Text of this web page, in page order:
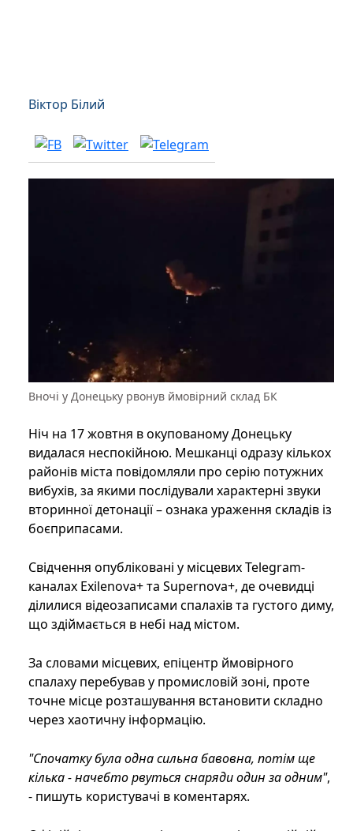
Віктор Білий
Вночі у Донецьку рвонув ймовірний склад БК
Ніч на 17 жовтня в окупованому Донецьку
видалася неспокійною. Мешканці одразу кількох
районів міста повідомляли про серію потужних
вибухів, за якими послідували характерні звуки
вторинної детонації – ознака ураження складів із
боєприпасами.
Свідчення опубліковані у місцевих Telegram-
каналах Exilenova+ та Supernova+, де очевидці
ділилися відеозаписами спалахів та густого диму,
що здіймається в небі над містом.
За словами місцевих, епіцентр ймовірного
спалаху перебував у промисловій зоні, проте
точне місце розташування встановити складно
через хаотичну інформацію.
"Спочатку була одна сильна бавовна, потім ще
кілька - начебто рвуться снаряди один за одним",
- пишуть користувачі в коментарях.